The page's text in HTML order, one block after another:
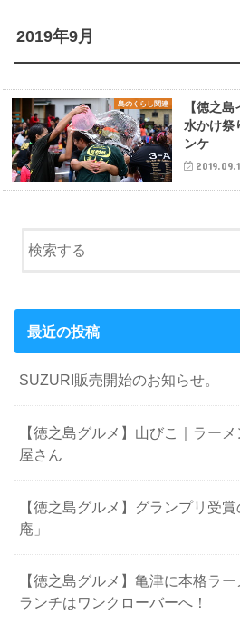
2019年9月
島のくらし関連
【徳之
水かけ祭
ンケ
最近の投稿
SUZURI販売開始のお知らせ。
【徳之島グルメ】山びこ｜ラー
屋さん
【徳之島グルメ】グランプリ受
庵」
【徳之島グルメ】亀津に本格ラ
ランチはワンクローバーへ！